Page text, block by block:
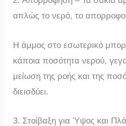
απλώς το νερό, το
Η άμμος στο εσωτερικό
κάποια ποσότητα νερού,
μείωση της ροής και της
διεισδύει.
3. Στοίβαξη για Ύψος και